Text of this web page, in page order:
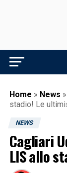
Home » News »
stadio! Le
NEWS
Cagliari
LIS allo